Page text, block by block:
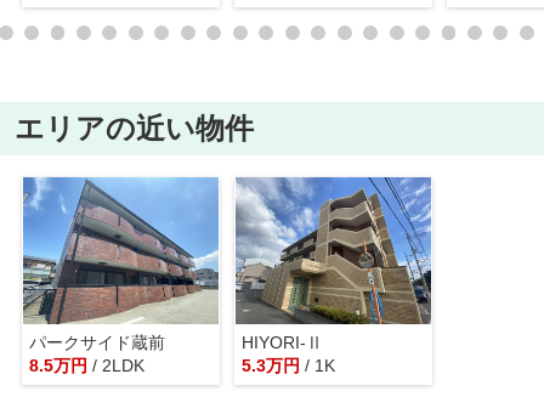
エリアの近い物件
パークサイド蔵前
8.5万円 / 2LDK
HIYORI-Ⅱ
5.3万円 / 1K